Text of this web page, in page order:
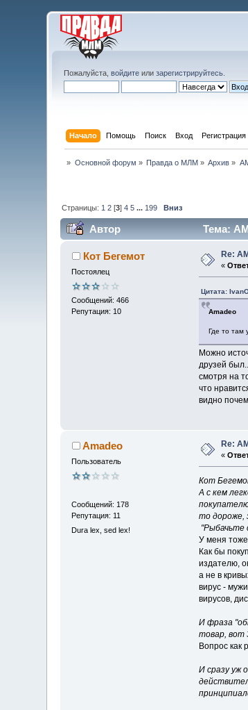
Пожалуйста,войдите илизарегистрируйтесь
Начало Помощь Поиск Вход Регистрация
» Основной форум » Правда о МЛМ » Архив »
Страницы: 1 2 [3]4 5 ... 199 Вниз
Автор Тема:
Кот Бегемот
Постоялец
Сообщений: 466
Репутация: 10
Re:
«
Цитата:
Amadeo
Где то там
Можно
друзей
смотря на
что
видно
Amadeo
Пользователь
Сообщений: 178
Репутация: 11
Dura lex, sed lex!
Re:
«
Кот
А с кем
то дороже,
"Рыбачьте
У меня тоже
Как бы
издателю,
а не в
вирус -
вирусов,
И фраза
товар, вот
Вопрос как
И сразу уж